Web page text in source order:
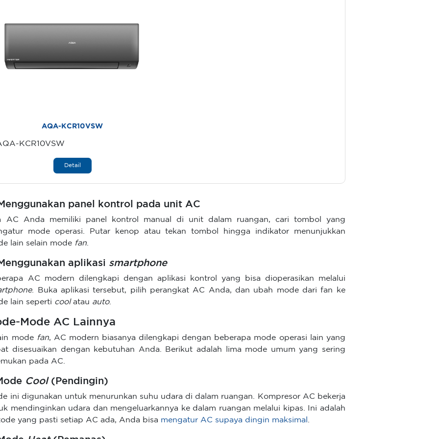
AQA-KCR10VSW
KCR10VSW
Detail
panel kontrol pada unit AC
AC Anda memiliki panel kontrol manual di unit dalam ruangan, cari tombol yang
mode operasi. Putar kenop atau tekan tombol hingga indikator menunjukkan
lain selain mode fan
aplikasi smartphone
AC modern dilengkapi dengan aplikasi kontrol yang bisa dioperasikan melalui
. Buka aplikasi tersebut, pilih perangkat AC Anda, dan ubah mode dari fan ke
lain seperti coolatau auto.
Mode AC Lainnya
mode fan, AC modern biasanya dilengkapi dengan beberapa mode operasi lain yang
disesuaikan dengan kebutuhan Anda. Berikut adalah lima mode umum yang sering
pada AC.
Cool(Pendingin)
ini digunakan untuk menurunkan suhu udara di dalam ruangan. Kompresor AC bekerja
mendinginkan udara dan mengeluarkannya ke dalam ruangan melalui kipas. Ini adalah
yang pasti setiap AC ada, Anda bisa mengatur AC supaya dingin maksimal